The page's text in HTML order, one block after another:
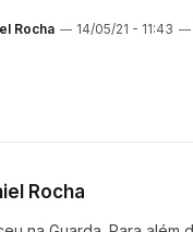
Rocha 14/05/21 - 11:43
Rocha